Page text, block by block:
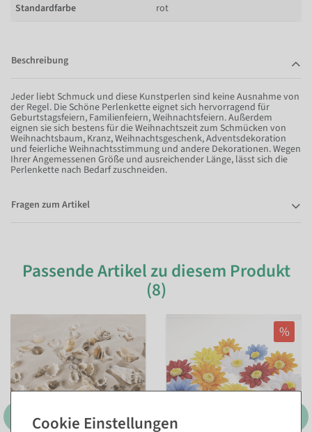
Standardfarbe
rot
Beschreibung
Jeder liebt Schmuck und diese Kunstperlen sind keine Ausnahme von
der Regel. Die Schöne Perlenkette eignet sich hervorragend für
Geburtstagsfeiern, Familienfeiern, Weihnachtsfeiern. Außerdem
eignen sie sich bestens für die Weihnachtszeit zum Schmücken von
Weihnachtsbaum, Kranz, Weihnachtsgeschenk, Adventsdekoration
und feierliche Weihnachtsstimmung und andere Dekorationen. Wegen
Ihrer Angemessenen Größe und ausreichender Länge, lässt sich die
Perlenkette nach Bedarf zuschneiden.
Fragen zum Artikel
Passende Artikel zu diesem Produkt
(8)
%